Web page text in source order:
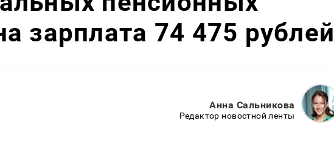
зарплата 74 475 рублей
Анна Сальникова
Редактор новостной ленты